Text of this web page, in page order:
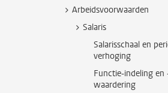
Arbeidsvoorwaarden
Salaris
Salarisschaal en
verhoging
Functie-indeling en
waardering